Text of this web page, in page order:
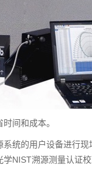
间和成本。
统的用户设备进行
NIST溯源测量认证校